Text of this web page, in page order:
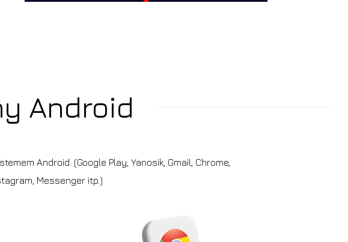
Brak produktów w koszyku.
Android
Android. (Google Play, Yanosik, Gmail, Chrome,
Messenger itp.)